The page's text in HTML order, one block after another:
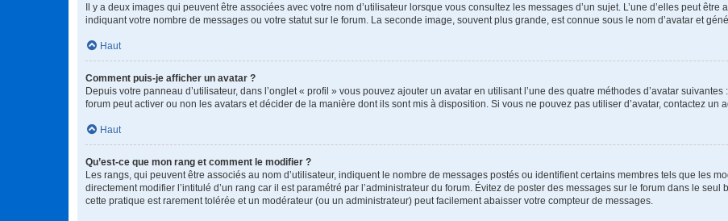
Il y a deux images qui peuvent être associées avec votre nom d’utilisateur lorsque vous consultez les messages d’un sujet. L’une d’elles peut
indiquant votre nombre de messages ou votre statut sur le forum. La seconde image, souvent plus grande, est connue sous le nom d’avatar et
Haut
Comment puis-je afficher un avatar ?
Depuis votre panneau d’utilisateur, dans l’onglet « profil » vous pouvez ajouter un avatar en utilisant l’une des quatre méthodes d’avatar
forum peut activer ou non les avatars et décider de la manière dont ils sont mis à disposition. Si vous ne pouvez pas utiliser d’avatar, contactez un
Haut
Qu’est-ce que mon rang et comment le modifier ?
Les rangs, qui peuvent être associés au nom d’utilisateur, indiquent le nombre de messages postés ou identifient certains membres tels que les
directement modifier l’intitulé d’un rang car il est paramétré par l’administrateur du forum. Évitez de poster des messages sur le forum dans le
cette pratique est rarement tolérée et un modérateur (ou un administrateur) peut facilement abaisser votre compteur de messages.